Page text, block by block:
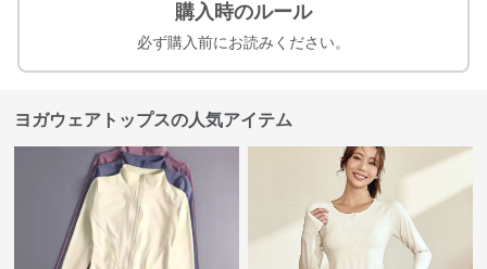
購入時のルール
必ず購入前にお読みください。
ヨガウェアトップスの人気アイテム